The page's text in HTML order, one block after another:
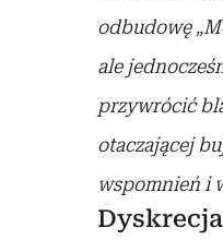
odbudowę
ale
przywrócić
otaczającej
wspomnień i